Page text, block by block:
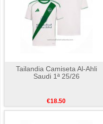
Tailandia Camiseta Al-Ahli
Saudi 1ª 25/26
€18.50